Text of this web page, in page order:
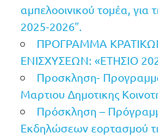
αμπελοοινικού τομέα, για
2025-2026″.
ΠΡΟΓΡΑΜΜΑ
ΕΝΙΣΧΥΣΕΩΝ: «ΕΤΗΣΙΟ
Προσκληση-
Μαρτιου Δημοτικης
Πρόσκληση –
Εκδηλώσεων εορτασμού